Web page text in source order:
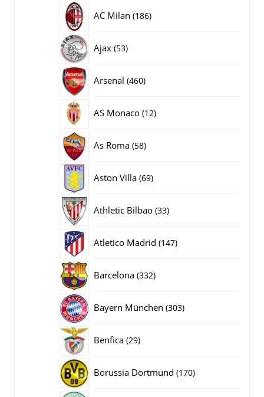
AC Milan 186186
Ajax 5353
Arsenal 460460
AS Monaco 1212
As Roma 5858
Aston Villa 6969
Athletic Bilbao 3333
Atletico Madrid 147147
Barcelona 332332
Bayern München 303303
Benfica 2929
Borussia Dortmund 170170